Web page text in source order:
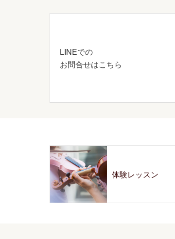
LINEでの
お問合せはこちら
体験レッスン